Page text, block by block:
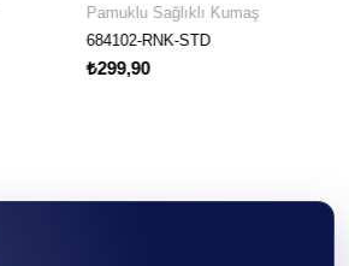
Pamuklu Sağlıklı Kumaş
684102-RNK-STD